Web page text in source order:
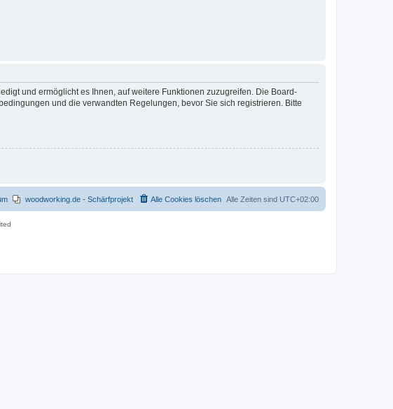
und ermöglicht es Ihnen, auf weitere Funktionen zuzugreifen. Die Board-
und die verwandten Regelungen, bevor Sie sich registrieren. Bitte
Alle Zeiten sind UTC+02:00
Alle Cookies löschen
woodworking.de - Schärfprojekt